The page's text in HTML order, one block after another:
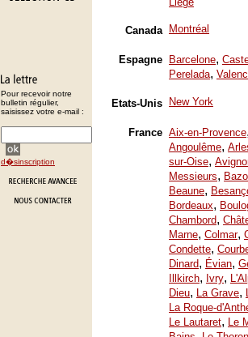
Pour recevoir notre
bulletin régulier,
saisissez votre e-mail :
d�sinscription
Canada Montréal
Espagne Barcelone,
Perelada,
Etats-Unis New York
France Aix-en-Provence
Angoulême,
sur-Oise,
Messieurs,
Beaune,
Bordeaux,
Chambord,
Marne, Colmar,
Condette,
Dinard, Évian,
Illkirch, Ivry,
Dieu, La Grave,
La Roque-
Le Lautaret, Le